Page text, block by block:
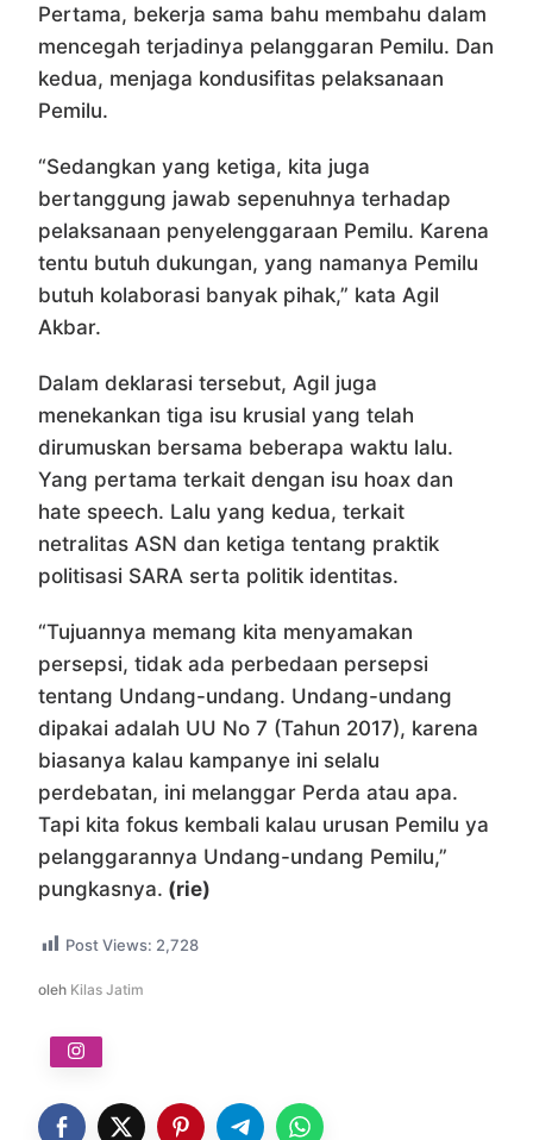
Pertama, bekerja sama bahu membahu dalam
mencegah terjadinya pelanggaran Pemilu. Dan
kedua, menjaga kondusifitas pelaksanaan
Pemilu.
“Sedangkan yang ketiga, kita juga
bertanggung jawab sepenuhnya terhadap
pelaksanaan penyelenggaraan Pemilu. Karena
tentu butuh dukungan, yang namanya Pemilu
butuh kolaborasi banyak pihak,” kata Agil
Akbar.
Dalam deklarasi tersebut, Agil juga
menekankan tiga isu krusial yang telah
dirumuskan bersama beberapa waktu lalu.
Yang pertama terkait dengan isu hoax dan
hate speech. Lalu yang kedua, terkait
netralitas ASN dan ketiga tentang praktik
politisasi SARA serta politik identitas.
“Tujuannya memang kita menyamakan
persepsi, tidak ada perbedaan persepsi
tentang Undang-undang. Undang-undang
dipakai adalah UU No 7 (Tahun 2017), karena
biasanya kalau kampanye ini selalu
perdebatan, ini melanggar Perda atau apa.
Tapi kita fokus kembali kalau urusan Pemilu ya
pelanggarannya Undang-undang Pemilu,”
pungkasnya. (rie)
Post Views: 2,728
oleh Kilas Jatim